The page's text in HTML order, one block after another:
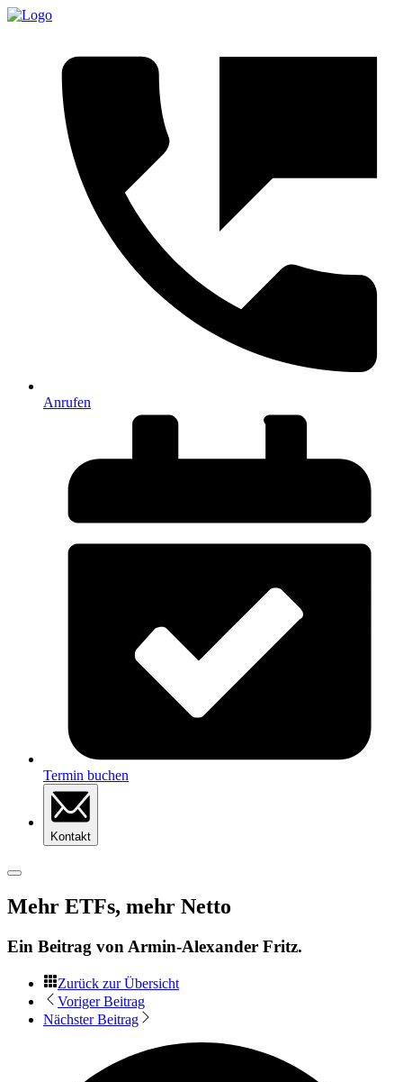
Anrufen
Termin buchen
Kontakt
Mehr ETFs, mehr Netto
Ein Beitrag von Armin-Alexander Fritz.
Zurück zur Übersicht
Voriger Beitrag
Nächster Beitrag